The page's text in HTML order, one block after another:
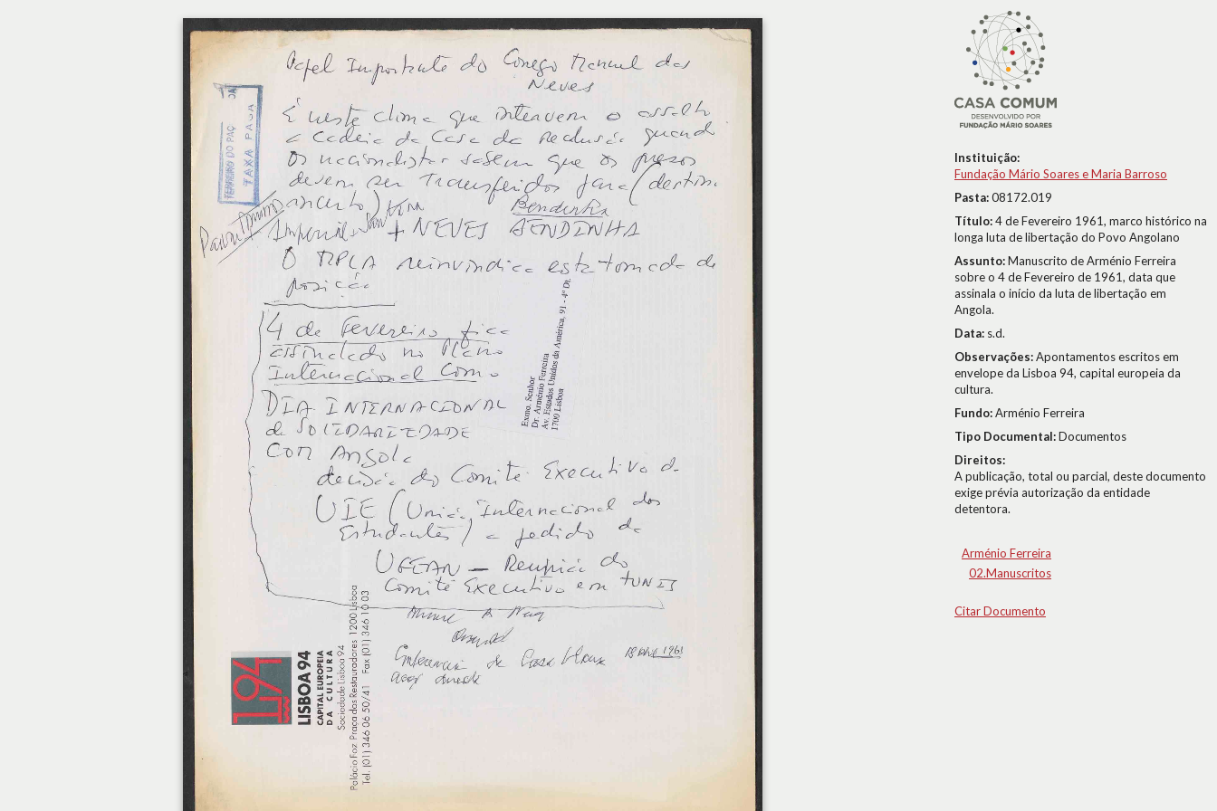
Instituição:
Fundação Mário Soares e Maria Barroso
Pasta:08172.019
Título:4 de Fevereiro 1961, marco histórico na
longa luta de libertação do Povo Angolano
Assunto:Manuscrito de Arménio Ferreira
sobre o 4 de Fevereiro de 1961, data que
assinala o início da luta de libertação em
Angola.
Data: s.d.
Observações:Apontamentos escritos em
envelope da Lisboa 94, capital europeia da
cultura.
Fundo:Arménio Ferreira
Tipo Documental:Documentos
Direitos:
A publicação, total ou parcial, deste documento
exige prévia autorização da entidade
detentora.
Arménio Ferreira
02.Manuscritos
Citar Documento